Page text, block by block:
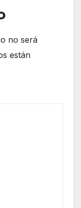
no será
están